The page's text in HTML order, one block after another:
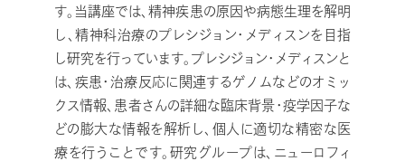
す。当講座では、精神疾患の原因や病態生理を解明
し、精神科治療のプレシジョン・メディスンを目指
し研究を行っています。プレシジョン・メディスンと
は、疾患・治療反応に関連するゲノムなどのオミッ
クス情報、患者さんの詳細な臨床背景・疫学因子な
どの膨大な情報を解析し、個人に適切な精密な医
療を行うことです。研究グループは、ニューロフィ